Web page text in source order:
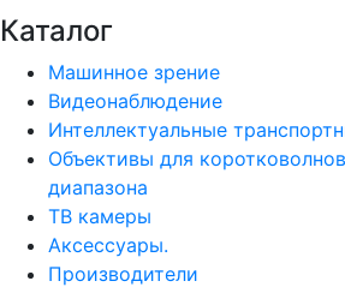
Каталог
Машинное зрение
Видеонаблюдение
Интеллектуальные
Объективы для
диапазона
ТВ камеры
Аксессуары.
Производители